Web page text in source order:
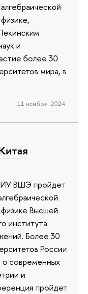
и
более 30
мира, в
11 ноября 2024
ВШЭ пройдет
Высшей
института
Более 30
России
о современных
и
пройдет